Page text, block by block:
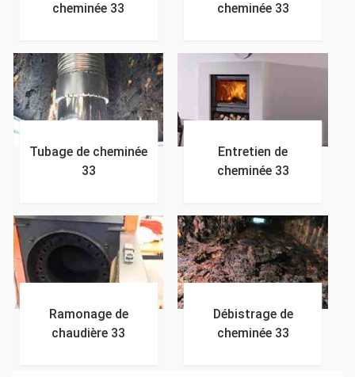
cheminée 33
cheminée 33
Tubage de cheminée
33
Entretien de
cheminée 33
Ramonage de
chaudière 33
Débistrage de
cheminée 33